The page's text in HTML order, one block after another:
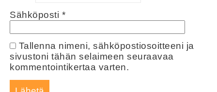
Sähköposti *
Tallenna nimeni, sähköpostiosoitteeni ja
sivustoni tähän selaimeen seuraavaa
kommentointikertaa varten.